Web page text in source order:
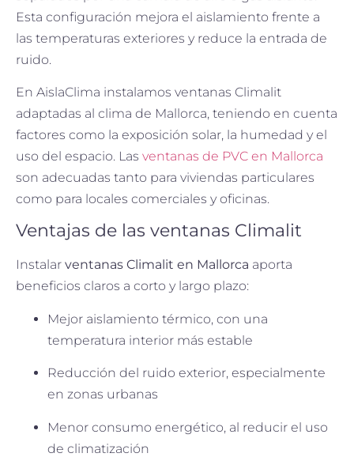
Esta configuración mejora el aislamiento frente a
las temperaturas exteriores y reduce la entrada de
ruido.
En AislaClima instalamos ventanas Climalit
adaptadas al clima de Mallorca, teniendo en cuenta
factores como la exposición solar, la humedad y el
uso del espacio. Las ventanas de PVC en Mallorca
son adecuadas tanto para viviendas particulares
como para locales comerciales y oficinas.
Ventajas de las ventanas Climalit
Instalar ventanas Climalit en Mallorca aporta
beneficios claros a corto y largo plazo:
Mejor aislamiento térmico, con una
temperatura interior más estable
Reducción del ruido exterior, especialmente
en zonas urbanas
Menor consumo energético, al reducir el uso
de climatización